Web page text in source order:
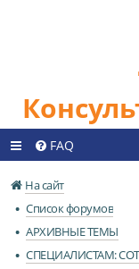
FAQ
На сайт
Список форумов
АРХИВНЫЕ ТЕМЫ
СПЕЦИАЛИСТАМ: